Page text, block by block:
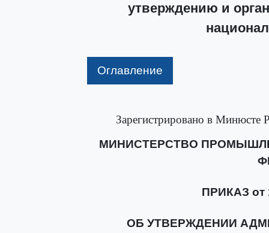
утверждению и
Оглавление
Зарегистрировано в Минюсте
МИНИСТЕРСТВО
ПРИКАЗ от
ОБ УТВЕРЖДЕНИИ